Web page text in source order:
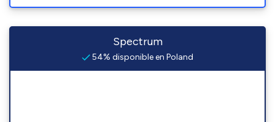
Spectrum
54% disponible en Poland